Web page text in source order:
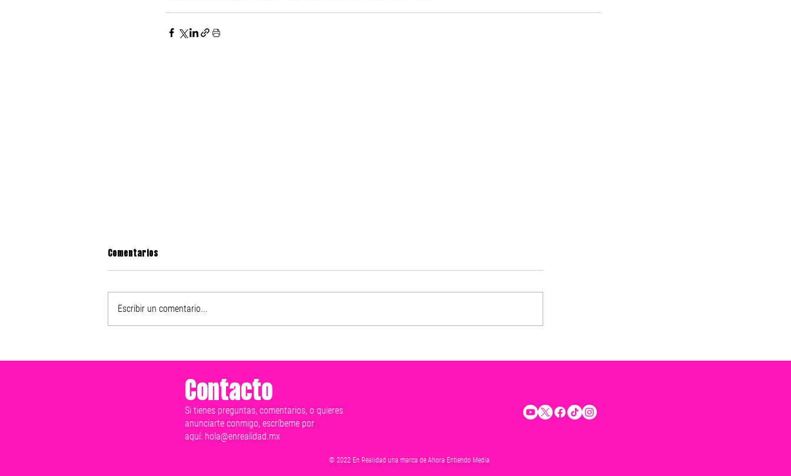
Tour 2025
y este 2 de junio vamos a ganar:
respetar la voluntad ciudadana
Comentarios
Escribir un comentario...
Contacto
Si tienes preguntas, comentarios, o quieres
anunciarte conmigo, escríbeme por
aquí: hola@enrealidad.mx
© 2022 En Realidad una marca de Ahora Entiendo Media